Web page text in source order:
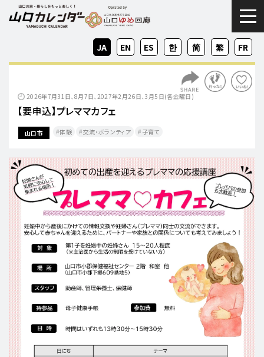
ZH-
CN
ZH-
TW
EN FR
JA KO
ES
2026年7月31日、8月7日、2027年2月26日、3月5日(各金曜日)
【要申込】プレママカフェ
山口市 体験 交流・ボランティア 子育て